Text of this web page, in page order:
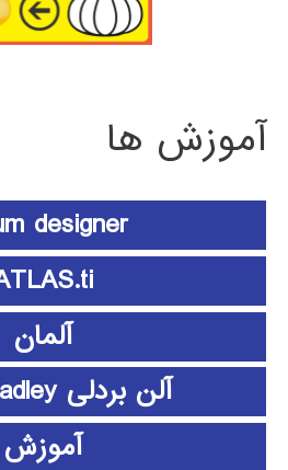
آموزش ها
designer
آلمان
آلن بردلی Allen bradley
آموزش